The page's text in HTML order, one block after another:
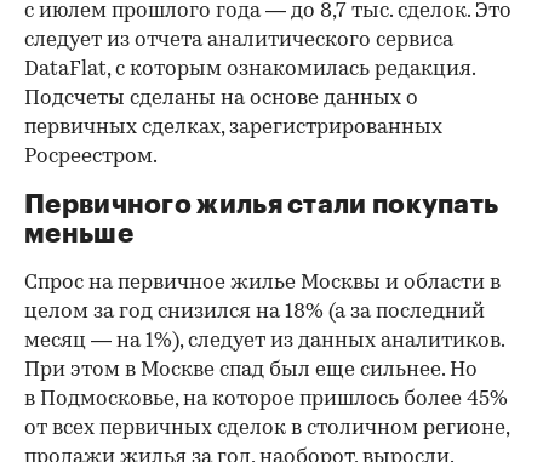
с июлем прошлого года — до 8,7 тыс. сделок. Это
следует из отчета аналитического сервиса
DataFlat, с которым ознакомилась редакция.
Подсчеты сделаны на основе данных о
первичных сделках, зарегистрированных
Росреестром.
Первичного жилья стали покупать
меньше
Спрос на первичное жилье Москвы и области в
целом за год снизился на 18% (а за последний
месяц — на 1%), следует из данных аналитиков.
При этом в Москве спад был еще сильнее. Но
в Подмосковье, на которое пришлось более 45%
от всех первичных сделок в столичном регионе,
продажи жилья за год, наоборот, выросли.